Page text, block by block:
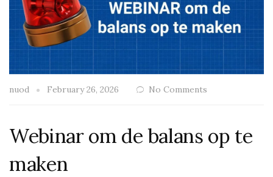
nuod February 26, 2026 No Comments
Webinar om de balans op te
maken